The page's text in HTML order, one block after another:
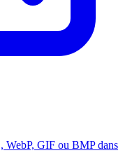
WebP, GIF ou BMP dans